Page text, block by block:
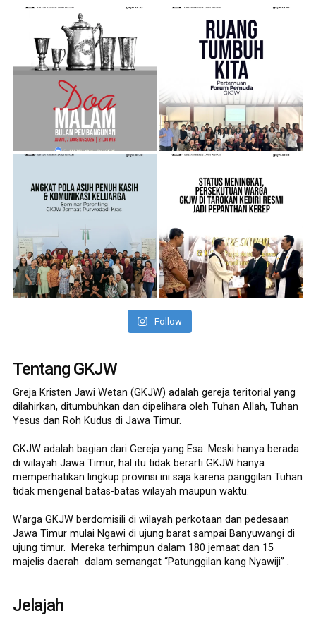
Follow
Tentang GKJW
Greja Kristen Jawi Wetan (GKJW) adalah gereja teritorial yang
dilahirkan, ditumbuhkan dan dipelihara oleh Tuhan Allah, Tuhan
Yesus dan Roh Kudus di Jawa Timur.
GKJW adalah bagian dari Gereja yang Esa. Meski hanya berada
di wilayah Jawa Timur, hal itu tidak berarti GKJW hanya
memperhatikan lingkup provinsi ini saja karena panggilan Tuhan
tidak mengenal batas-batas wilayah maupun waktu.
Warga GKJW berdomisili di wilayah perkotaan dan pedesaan
Jawa Timur mulai Ngawi di ujung barat sampai Banyuwangi di
ujung timur. Mereka terhimpun dalam 180 jemaat dan 15
majelis daerah dalam semangat “Patunggilan kang Nyawiji” .
Jelajah